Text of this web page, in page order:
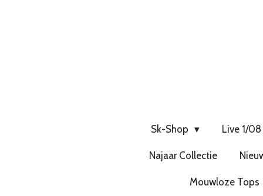
Sk-Shop Live 1/08
Najaar Collectie
Mouwloze Tops